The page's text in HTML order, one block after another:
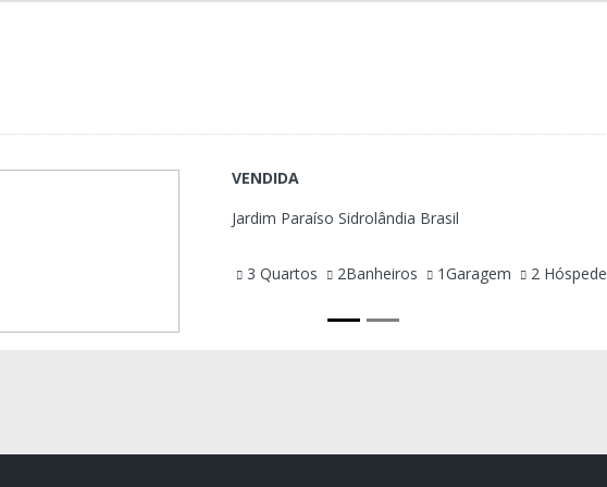
VENDIDA
Jardim Paraíso Sidrolândia Brasil
3 Quartos 2Banheiros 1Garagem 2 Hóspede